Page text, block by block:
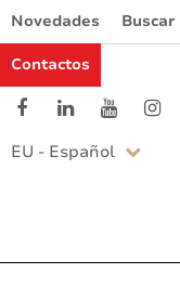
Novedades
Contactos
EU - Español